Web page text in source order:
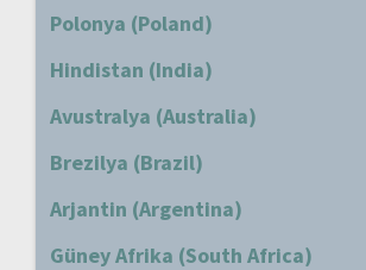
Polonya (Poland)
Hindistan (India)
Avustralya (Australia)
Brezilya (Brazil)
Arjantin (Argentina)
Güney Afrika (South Africa)